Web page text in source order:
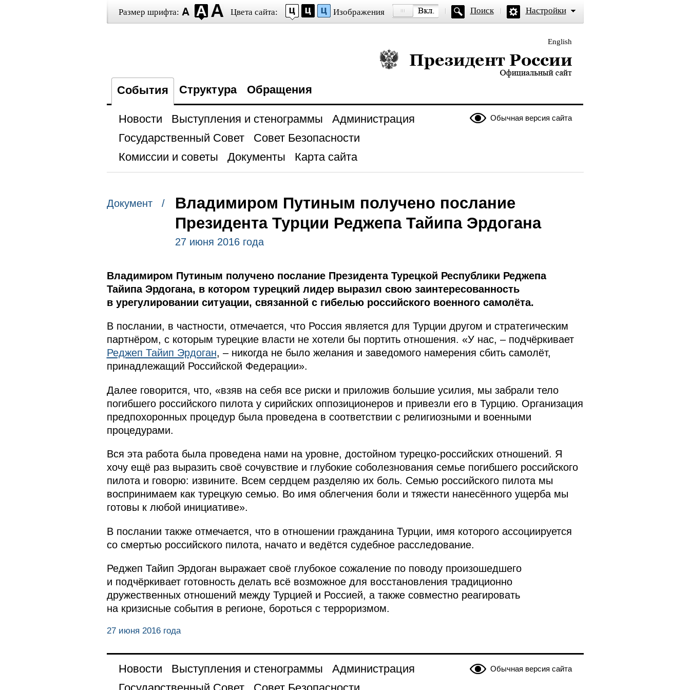
Размер шрифта: Цвета сайта: Изображения Поиск Настройки
English
Президент России — официальный сайт
События Структура Обращения
Обычная версия сайта
Новости Выступления и стенограммы
Администрация
Государственный Совет
Совет Безопасности
Комиссии и советы
Документы Карта сайта
Документ /
Владимиром Путиным получено послание
Президента Турции Реджепа Тайипа Эрдогана
27 июня 2016 года
Владимиром Путиным получено послание Президента Турецкой Республики Реджепа
Тайипа Эрдогана, в котором турецкий лидер выразил свою заинтересованность
в урегулировании ситуации, связанной с гибелью российского военного самолёта.
В послании, в частности, отмечается, что Россия является для Турции другом и стратегическим
партнёром, с которым турецкие власти не хотели бы портить отношения. «У нас, – подчёркивает
Реджеп Тайип Эрдоган, – никогда не было желания и заведомого намерения сбить самолёт,
принадлежащий Российской Федерации».
Далее говорится, что, «взяв на себя все риски и приложив большие усилия, мы забрали тело
погибшего российского пилота у сирийских оппозиционеров и привезли его в Турцию. Организация
предпохоронных процедур была проведена в соответствии с религиозными и военными
процедурами.
Вся эта работа была проведена нами на уровне, достойном турецко-российских отношений. Я
хочу ещё раз выразить своё сочувствие и глубокие соболезнования семье погибшего российского
пилота и говорю: извините. Всем сердцем разделяю их боль. Семью российского пилота мы
воспринимаем как турецкую семью. Во имя облегчения боли и тяжести нанесённого ущерба мы
готовы к любой инициативе».
В послании также отмечается, что в отношении гражданина Турции, имя которого ассоциируется
со смертью российского пилота, начато и ведётся судебное расследование.
Реджеп Тайип Эрдоган выражает своё глубокое сожаление по поводу произошедшего
и подчёркивает готовность делать всё возможное для восстановления традиционно
дружественных отношений между Турцией и Россией, а также совместно реагировать
на кризисные события в регионе, бороться с терроризмом.
27 июня 2016 года
Обычная версия сайта
Новости Выступления и стенограммы
Администрация